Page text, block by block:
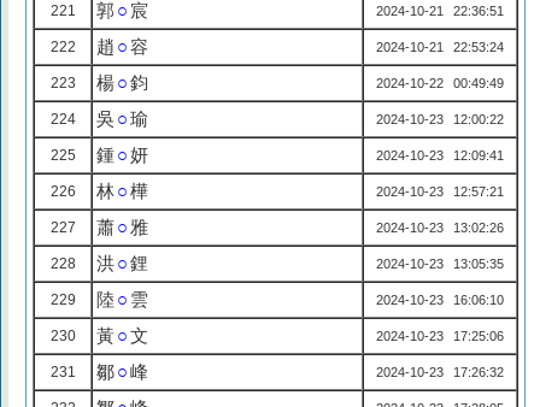
221 郭 ○ 宸 2024-10-21 22:36:51
222 趙 ○容 2024-10-21 22:53:24
223 楊○鈞 2024-10-22 00:49:49
224 吳 ○瑜 2024-10-23 12:00:22
225 鍾○妍 2024-10-23 12:09:41
226 林○樺 2024-10-23 12:57:21
227 蕭○ 雅 2024-10-23 13:02:26
228 洪○鋰 2024-10-23 13:05:35
229 陸○ 雲 2024-10-23 16:06:10
230 黃○文 2024-10-23 17:25:06
231 鄒○峰 2024-10-23 17:26:32